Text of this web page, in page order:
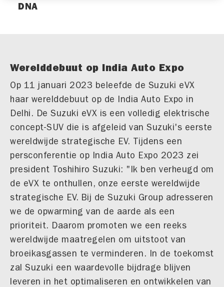
DNA
Werelddebuut op India Auto Expo
Op 11 januari 2023 beleefde de Suzuki eVX
haar werelddebuut op de India Auto Expo in
Delhi. De Suzuki eVX is een volledig elektrische
concept-SUV die is afgeleid van Suzuki's eerste
wereldwijde strategische EV. Tijdens een
persconferentie op India Auto Expo 2023 zei
president Toshihiro Suzuki: "Ik ben verheugd om
de eVX te onthullen, onze eerste wereldwijde
strategische EV. Bij de Suzuki Group adresseren
we de opwarming van de aarde als een
prioriteit. Daarom promoten we een reeks
wereldwijde maatregelen om uitstoot van
broeikasgassen te verminderen. In de toekomst
zal Suzuki een waardevolle bijdrage blijven
leveren in het optimaliseren en ontwikkelen van